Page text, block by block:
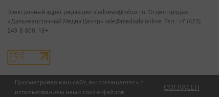
Просматривая наш сайт, вы соглашаетесь с
использованием нами cookie-файлов.
СОГЛАСЕН
Электронный адрес редакции: vladnews@inbox.ru. Отдел продаж
«Дальневосточный Медиа Центр» sale@mediadv.online. Тел.: +7 (423)
249-8-800. 18+